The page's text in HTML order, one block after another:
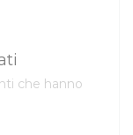
che hanno